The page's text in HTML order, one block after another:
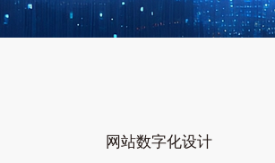
网站数字化设计